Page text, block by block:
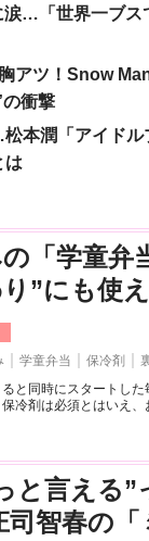
…「世界一ブス
アツ！Snow
衝撃
本潤「アイド
は
「学童弁
”にも使
学童弁当 保冷剤
と同時にスタートし
冷剤は必須とはいえ
と言える
司智春の